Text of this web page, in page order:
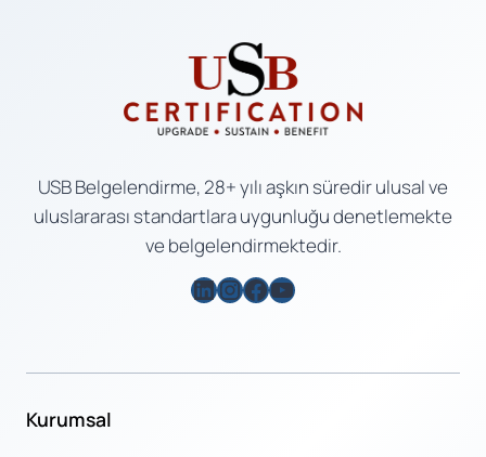
USB Belgelendirme, 28+ yılı aşkın süredir ulusal ve
uluslararası standartlara uygunluğu denetlemekte
ve belgelendirmektedir.
LinkedIn
Instagram
Facebook
YouTube
Kurumsal